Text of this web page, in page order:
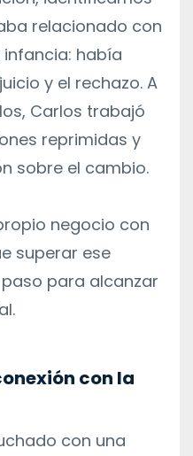
relacionado con
infancia: había
y el rechazo. A
Carlos trabajó
reprimidas y
sobre el cambio.
negocio con
superar ese
para alcanzar
con la
con una